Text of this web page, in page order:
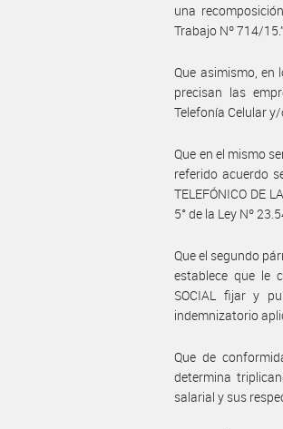
una
Trabajo Nº 714/15.”
Que asimismo, en
precisan las
Telefonía Celular
Que en el mismo
referido acuerdo
TELEFÓNICO DE
5° de la Ley Nº
Que el segundo
establece que le
SOCIAL fijar y
indemnizatorio
Que de
determina
salarial y sus